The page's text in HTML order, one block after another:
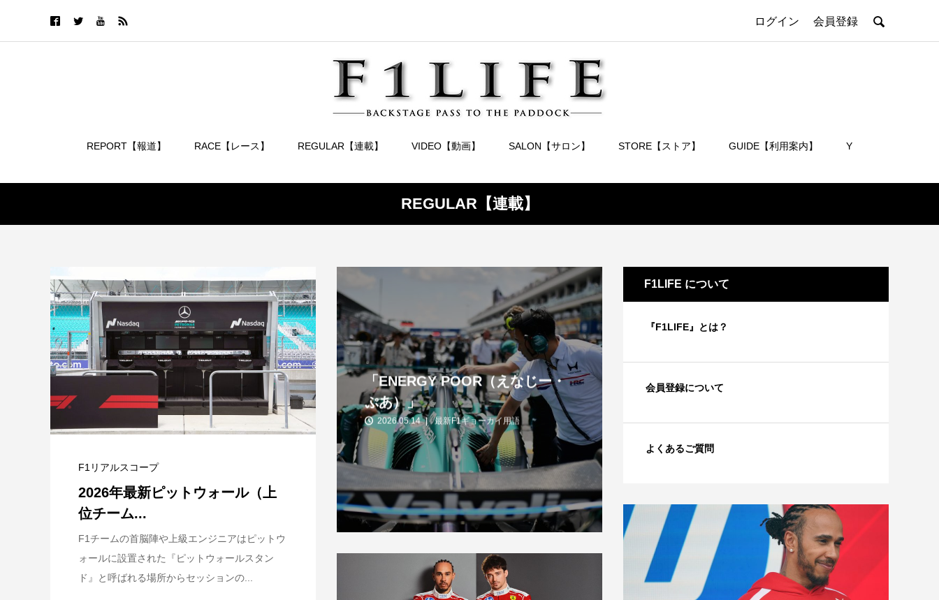
ログイン 会員登録 
REPORT【報道】 RACE【レース】 REGULAR【連載】 VIDEO【動画】 SALON【サロン】 STORE【ストア】 GUIDE【利用案内】 Y
REGULAR【連載】
F1リアルスコープ
2026年最新ピットウォール（上
位チーム...
F1チームの首脳陣や上級エンジニアはピットウ
ォールに設置された『ピットウォールスタン
ド』と呼ばれる場所からセッションの...
「ENERGY POOR（えなじー・
ぷあ）」
2026.05.14 最新F1ギョーカイ用語
F1LIFE について
『F1LIFE』とは？
会員登録について
よくあるご質問